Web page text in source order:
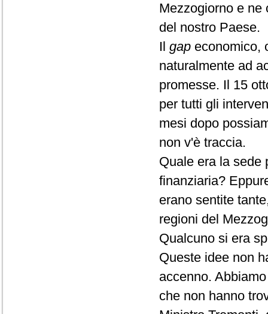
Mezzogiorno e ne
del nostro Paese.
Il gap economico,
naturalmente ad
promesse. Il 15
per tutti gli
mesi dopo
non v'è traccia.
Quale era la sede
finanziaria?
erano sentite
regioni del
Qualcuno si era
Queste idee non
accenno.
che non hanno